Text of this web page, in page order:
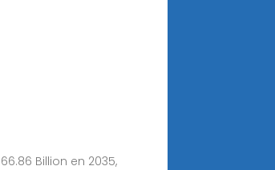
Billion en 2035,